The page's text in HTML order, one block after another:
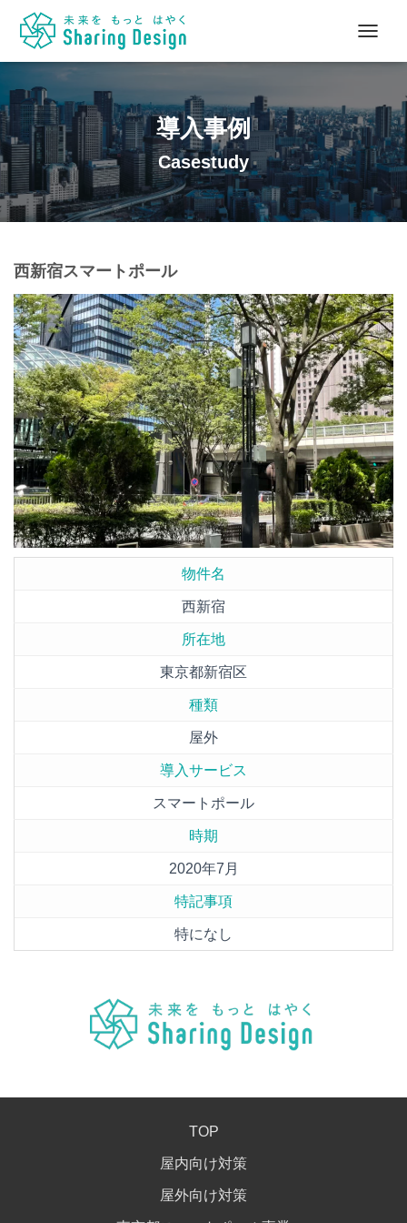
ビ
シ
ョ
ン
を
替
導入事例
Casestudy
西新宿スマートポール
物件名
西新宿
所在地
東京都新宿区
種類
屋外
導入サービス
スマートポール
時期
2020年7月
特記事項
特になし
TOP
屋内向け対策
屋外向け対策